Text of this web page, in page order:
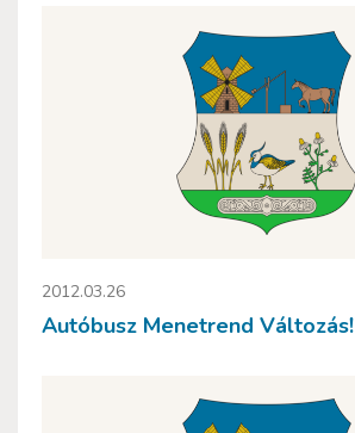
2012.03.26
Autóbusz Menetrend Változás!